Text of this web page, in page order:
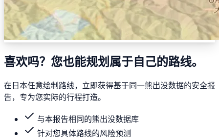
喜欢吗？您也能规划属于自己的路线。
在日本任意绘制路线，立即获得基于同一熊出没数据的安全报
告，专为您实际的行程打造。
与本报告相同的熊出没数据库
针对您具体路线的风险预测